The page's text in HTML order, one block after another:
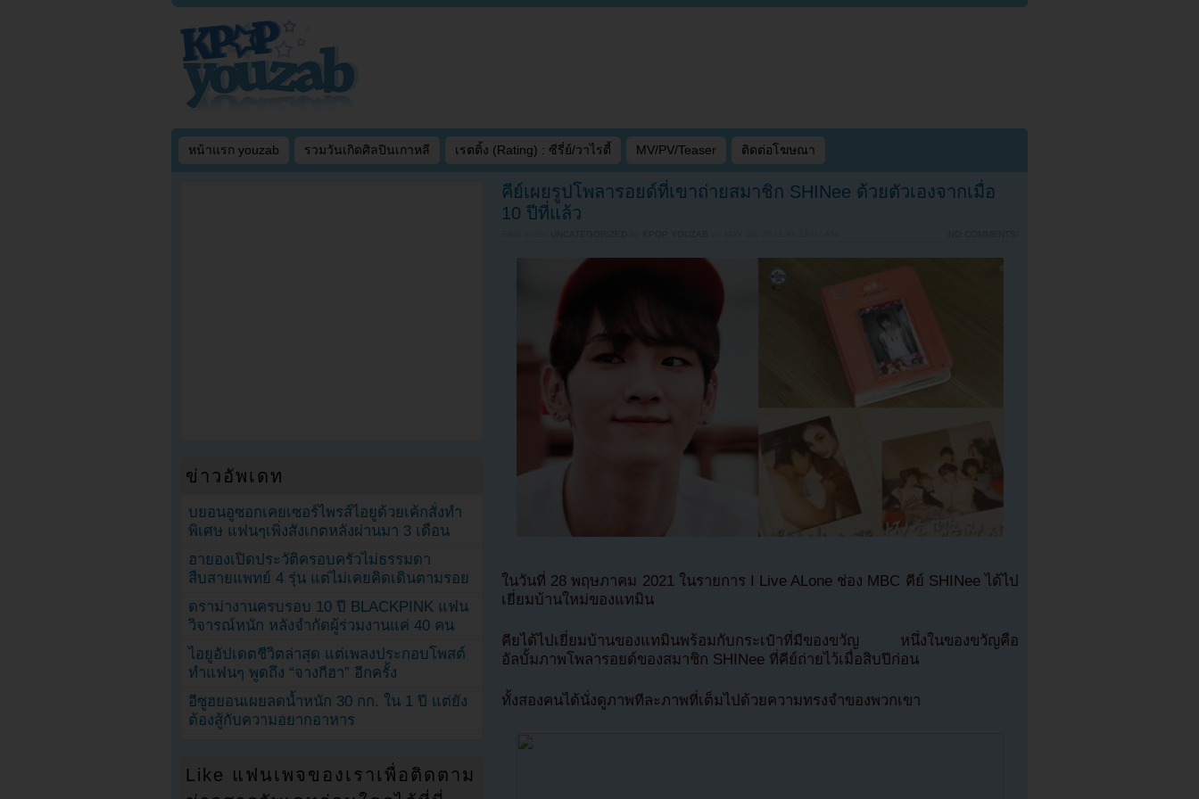
หน้าแรก youzab รวมวันเกิดศิลปินเกาหลี เรตติ้ง (Rating) : ซีรี่ย์/วาไรตี้ MV/PV/Teaser ติดต่อโฆษณา
คีย์เผยรูปโพลารอยด์ที่เขาถ่ายสมาชิก SHINee ด้วยตัวเองจากเมื่อ
10 ปีที่แล้ว
UNCATEGORIZED KPOP YOUZAB NO COMMENTS
ในวันที่ 28 พฤษภาคม 2021 ในรายการ I Live ALone ช่อง MBC คีย์ SHINee ได้ไป
เยี่ยมบ้านใหม่ของแทมิน
คียได้ไปเยี่ยมบ้านของแทมินพร้อมกับกระเป๋าที่มีของขวัญ หนึ่งในของขวัญคือ
อัลบั้มภาพโพลารอยด์ของสมาชิก SHINee ที่คีย์ถ่ายไว้เมื่อสิบปีก่อน
ทั้งสองคนได้นั่งดูภาพทีละภาพที่เต็มไปด้วยความทรงจำของพวกเขา
ข่าวอัพเดท
บยอนอูซอกเคยเซอร์ไพรส์ไอยูด้วยเค้กสั่งทำ
พิเศษ แฟนๆเพิ่งสังเกตหลังผ่านมา 3 เดือน
ฮายองเปิดประวัติครอบครัวไม่ธรรมดา
สืบสายแพทย์ 4 รุ่น แต่ไม่เคยคิดเดินตามรอย
ดราม่างานครบรอบ 10 ปี BLACKPINK แฟน
วิจารณ์หนัก หลังจำกัดผู้ร่วมงานแค่ 40 คน
ไอยูอัปเดตชีวิตล่าสุด แต่เพลงประกอบโพสต์
ทำแฟนๆ พูดถึง “จางกีฮา” อีกครั้ง
อีซูฮยอนเผยลดน้ำหนัก 30 กก. ใน 1 ปี แต่ยัง
ต้องสู้กับความอยากอาหาร
Like แฟนเพจของเราเพื่อติดตาม